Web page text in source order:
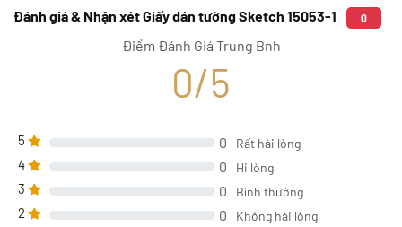
Đánh giá & Nhận xét Giấy dán tường Sketch 15053-1 0
Điểm Đánh Giá Trung Bnh
0/5
5 0 Rất hài lòng
4 0 Hi lòng
3 0 Bình thường
2 0 Không hài lòng